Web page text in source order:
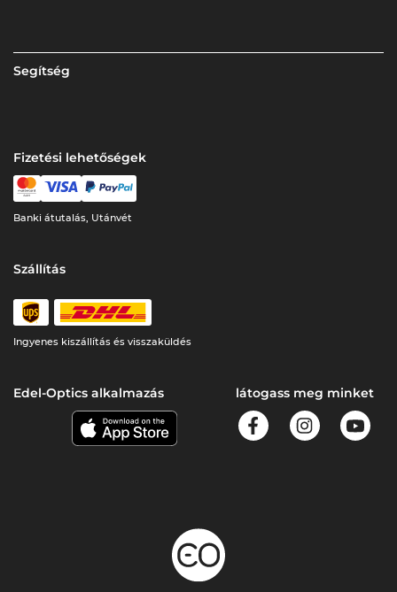
Segítség
Fizetési lehetőségek
Banki átutalás, Utánvét
Szállítás
Ingyenes kiszállítás és visszaküldés
Edel-Optics alkalmazás látogass meg minket